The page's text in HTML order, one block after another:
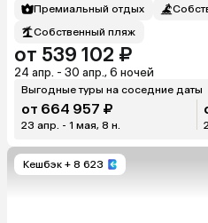
Премиальный отдых
Собственный пляж
от 539 102 ₽
24 апр. - 30 апр., 6 ночей
Выгодные туры на соседние даты
от 664 957 ₽
23 апр. - 1 мая, 8 н.
Кешбэк + 8 623